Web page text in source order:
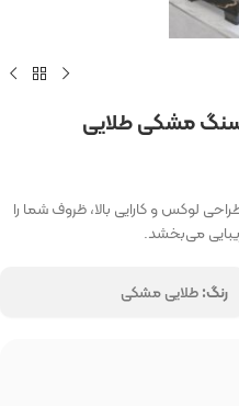
سنگ مشکی طلایی
لوکس و کارایی بالا، ظروف شما را
می‌بخشد.
رنگ:طلایی مشکی